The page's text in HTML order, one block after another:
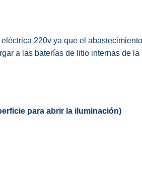
220v ya que el
a las baterías de litio internas de
para abrir la iluminación)